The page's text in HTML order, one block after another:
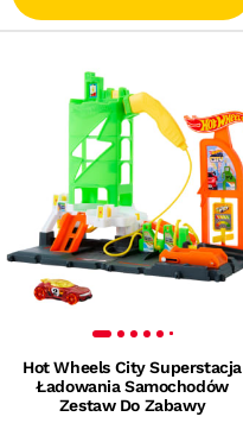
Hot Wheels City Superstacja
Ładowania Samochodów
Zestaw Do Zabawy